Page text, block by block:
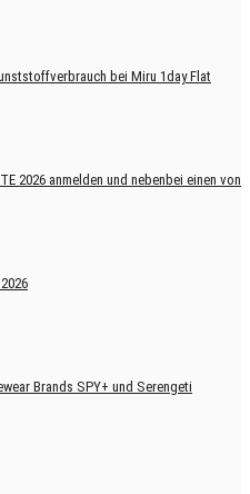
bei Miru 1day Flat
2026 anmelden und nebenbei einen von
Brands SPY+ und Serengeti